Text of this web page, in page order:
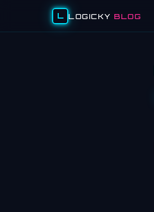
L LOGICKY BLOG